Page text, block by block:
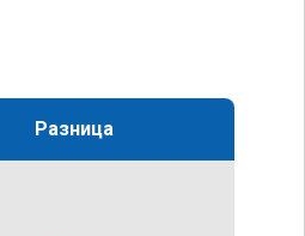
Разница